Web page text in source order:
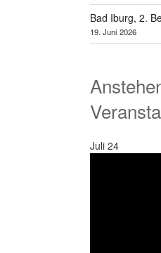
Bad Iburg, 2.
19. Juni 2026
Juli 24